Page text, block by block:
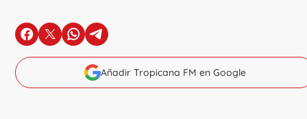
en Facebook
en Xen Whatsapp
en Telegram
Añadir Tropicana FM en Google